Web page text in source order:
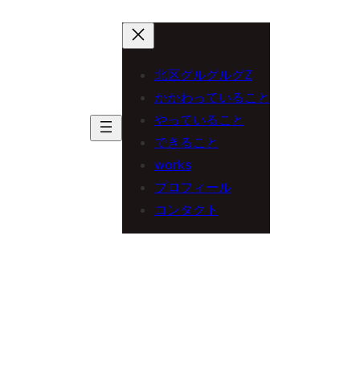
北区グルグルグZ
かかわっていること
やっていること
できること
works
プロフィール
コンタクト